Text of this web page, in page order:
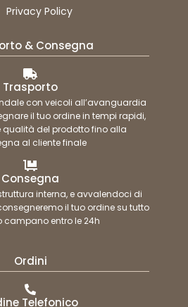
Privacy Policy
& Consegna
Trasporto
con veicoli all’avanguardia
il tuo ordine in tempi rapidi,
qualità del prodotto fino alla
al cliente finale
Consegna
interna, e avvalendoci di
il tuo ordine su tutto
campano entro le 24h
Ordini
Telefonico